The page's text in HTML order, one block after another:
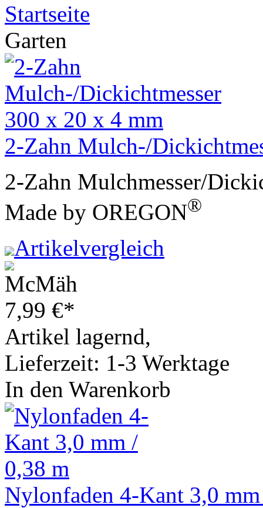
Startseite
Garten
2-Zahn Mulch-/
2-Zahn Mulchmesser/
Made by OREGON®
Artikelvergleich
7,99 €*
Artikel lagernd,
Lieferzeit: 1-3 Werktage
In den Warenkorb
Nylonfaden 4-Kant 3,0